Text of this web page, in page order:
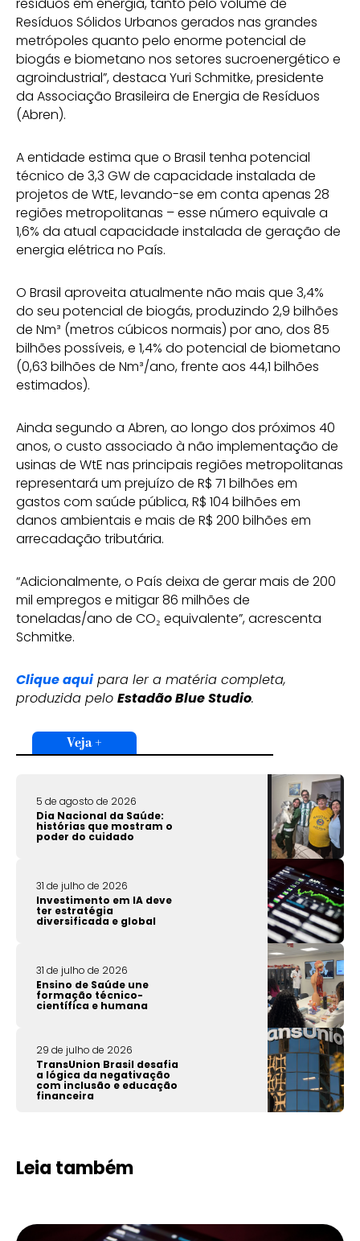
Resíduos Sólidos Urbanos gerados nas grandes
metrópoles quanto pelo enorme potencial de
biogás e biometano nos setores sucroenergético e
agroindustrial”, destaca Yuri Schmitke, presidente
da Associação Brasileira de Energia de Resíduos
(Abren).
A entidade estima que o Brasil tenha potencial
técnico de 3,3 GW de capacidade instalada de
projetos de WtE, levando-se em conta apenas 28
regiões metropolitanas – esse número equivale a
1,6% da atual capacidade instalada de geração de
energia elétrica no País.
O Brasil aproveita atualmente não mais que 3,4%
do seu potencial de biogás, produzindo 2,9 bilhões
de Nm³ (metros cúbicos normais) por ano, dos 85
bilhões possíveis, e 1,4% do potencial de biometano
(0,63 bilhões de Nm³/ano, frente aos 44,1 bilhões
estimados).
Ainda segundo a Abren, ao longo dos próximos 40
anos, o custo associado à não implementação de
usinas de WtE nas principais regiões metropolitanas
representará um prejuízo de R$ 71 bilhões em
gastos com saúde pública, R$ 104 bilhões em
danos ambientais e mais de R$ 200 bilhões em
arrecadação tributária.
“Adicionalmente, o País deixa de gerar mais de 200
mil empregos e mitigar 86 milhões de
toneladas/ano de CO₂ equivalente”, acrescenta
Schmitke.
Clique aquipara ler a matéria completa,
produzida pelo Estadão Blue Studio.
Veja +
5 de agosto de 2026
Dia Nacional da Saúde:
histórias que mostram o
poder do cuidado
31 de julho de 2026
Investimento em IA deve
ter estratégia
diversificada e global
31 de julho de 2026
Ensino de Saúde une
formação técnico-
científica e humana
29 de julho de 2026
TransUnion Brasil desafia
a lógica da negativação
com inclusão e educação
financeira
Leia também